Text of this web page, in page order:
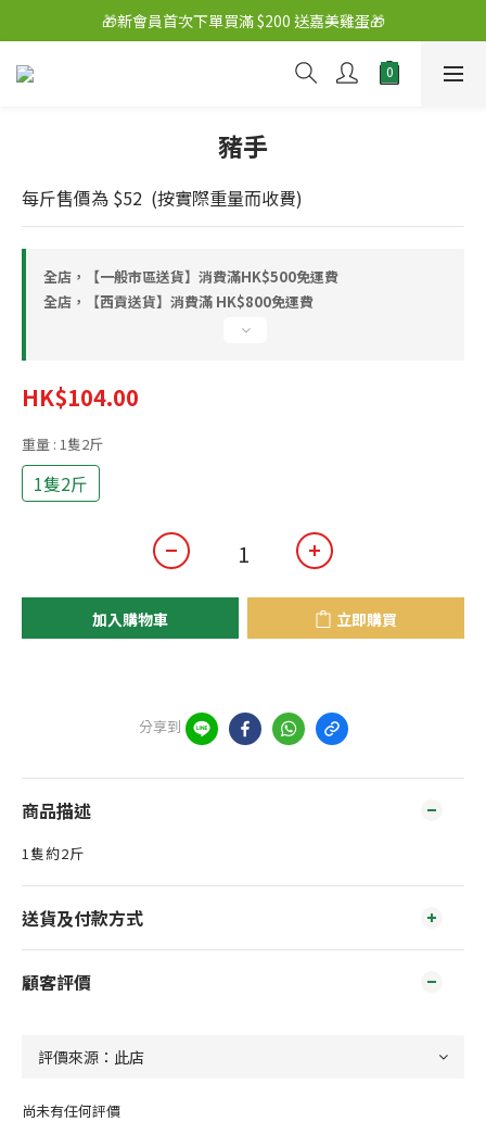
🎁新會員首次下單買滿 $200 送嘉美雞蛋🎁
豬手
每斤售價為 $52  (按實際重量而收費)
全店，【一般市區送貨】消費滿HK$500免運費
全店，【西貢送貨】消費滿 HK$800免運費
HK$104.00
重量 : 1隻2斤
1隻2斤
加入購物車 立即購買
分享到
商品描述
1隻約2斤
送貨及付款方式
顧客評價
尚未有任何評價